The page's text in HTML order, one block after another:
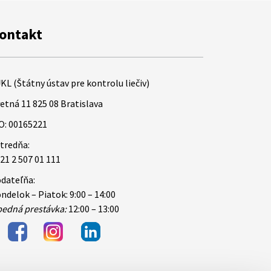
(Štátny ústav pre kontrolu liečiv)
11 825 08 Bratislava
00165221
2 507 01 111
– Piatok: 9:00 – 14:00
prestávka:12:00 – 13:00